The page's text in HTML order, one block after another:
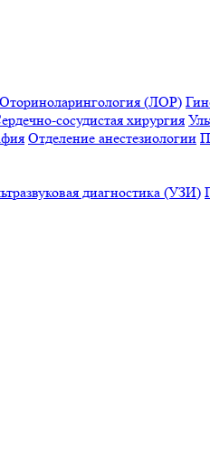
Оториноларингология (ЛОР)
сосудистая хирургия
Отделение анестезиологии
диагностика (УЗИ)